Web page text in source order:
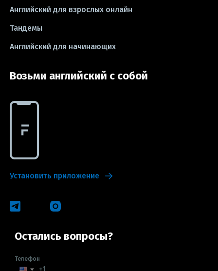
Английский для взрослых онлайн
Тандемы
Английский для начинающих
Возьми английский с собой
Установить приложение
Остались вопросы?
Телефон